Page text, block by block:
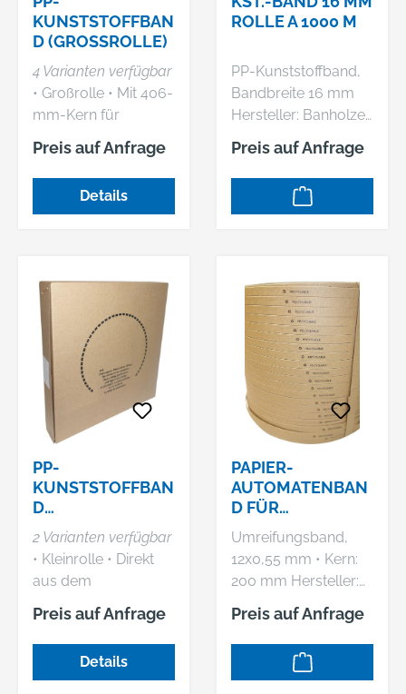
(Bosch 12 V, 4,0 Ah)
KUNSTSTOFFBAN
D (GROSSROLLE)
4 Varianten verfügbar
• Großrolle • Mit 406-
mm-Kern für
Abrollwagen
Preis auf Anfrage
Details
ROLLE A 1000 M
PP-Kunststoffband,
Bandbreite 16 mm
Hersteller: Banholzer
u. Wenz GmbH, Felix-
Wankel-Str. 8+13,
73760 Ostfildern, DE,
+497113429340,
Preis auf Anfrage
PP-
KUNSTSTOFFBAN
D
(SPENDERKARTO
N)
2 Varianten verfügbar
• Kleinrolle • Direkt
aus dem
Spenderkarton •
Verwendung ohne
Abrollwagen
Preis auf Anfrage
Details
PAPIER-
AUTOMATENBAN
D FÜR
UMREIFUNGSAUT
OMAT BREITE 12
MM LÄNGE
2000M KERN 200
MM DURCHM.
Umreifungsband,
12x0,55 mm • Kern:
200 mm Hersteller:
Banholzer u. Wenz
GmbH, Felix-Wankel-
Str. 8+13, 73760
Ostfildern, DE,
Preis auf Anfrage